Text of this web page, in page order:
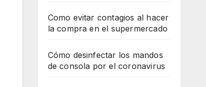
Como evitar contagios al hacer
la compra en el supermercado
Cómo desinfectar los mandos
de consola por el coronavirus